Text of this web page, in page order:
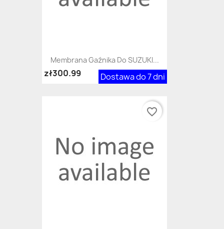
Membrana Gaźnika Do SUZUKI...
Dostawa do 7 dni
zł300.99
favorite_border